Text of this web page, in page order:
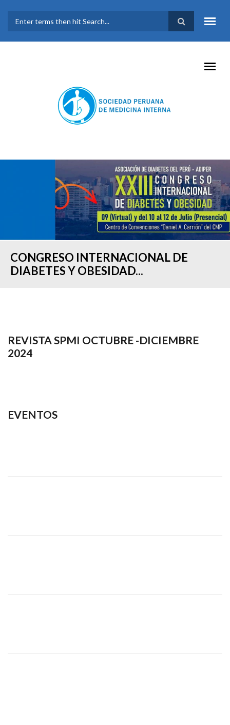
FORMULARIO DE
BÚSQUEDA
CONGRESO INTERNACIONAL DE
DIABETES Y OBESIDAD...
REVISTA SPMI OCTUBRE -DICIEMBRE
2024
EVENTOS